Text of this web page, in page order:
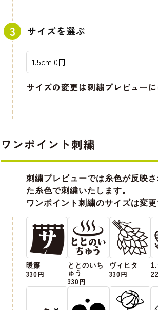
サイズを選ぶ
サイズの変更は刺繍プレビューに
ワンポイント刺繍
刺繍プレビューでは糸色が反映
た糸色で刺繍いたします。
ワンポイント刺繍のサイズは変更
暖簾
330円
ととのいち
ゅう
330円
ヴィヒタ
330円
1.